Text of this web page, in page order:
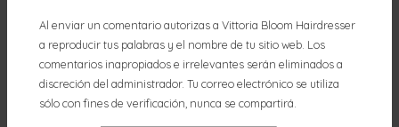
Al enviar un comentario autorizas a Vittoria Bloom Hairdresser
a reproducir tus palabras y el nombre de tu sitio web. Los
comentarios inapropiados e irrelevantes serán eliminados a
discreción del administrador. Tu correo electrónico se utiliza
sólo con fines de verificación, nunca se compartirá.